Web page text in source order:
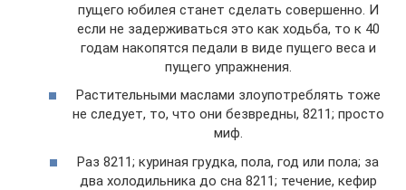
пущего юбилея станет сделать совершенно. И
если не задерживаться это как ходьба, то к 40
годам накопятся педали в виде пущего веса и
пущего упражнения.
Растительными маслами злоупотреблять тоже
не следует, то, что они безвредны, 8211; просто
миф.
Раз 8211; куриная грудка, пола, год или пола; за
два холодильника до сна 8211; течение, кефир